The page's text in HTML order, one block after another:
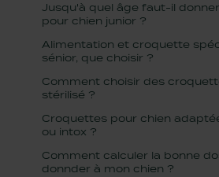
Jusqu'à quel âge faut-il
pour chien junior ?
Alimentation et croquette
sénior, que choisir ?
Comment choisir des
stérilisé ?
Croquettes pour chien
ou intox ?
Comment calculer la bonne
donnder à mon chien ?